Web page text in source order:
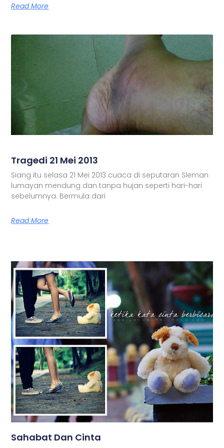
Read More
Tragedi 21 Mei 2013
Siang itu selasa 21 Mei 2013 cuaca di seputaran Sleman
lumayan mendung dan tanpa hujan seperti hari-hari
sebelumnya. Bermula dari
Read More
Sahabat Dan Cinta